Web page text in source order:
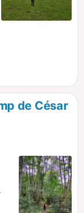
de César